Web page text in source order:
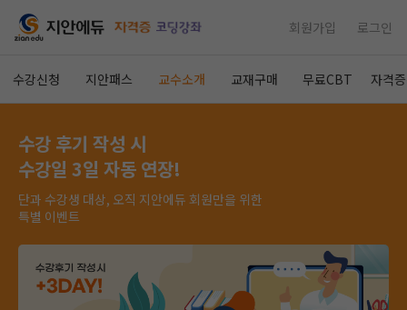
회원가입 로그인
수강신청 지안패스 교수소개 교재구매 무료CBT 자격
수강 후기 작성 시
수강일 3일 자동 연장!
단과 수강생 대상, 오직 지안에듀 회원만을 위한
특별 이벤트